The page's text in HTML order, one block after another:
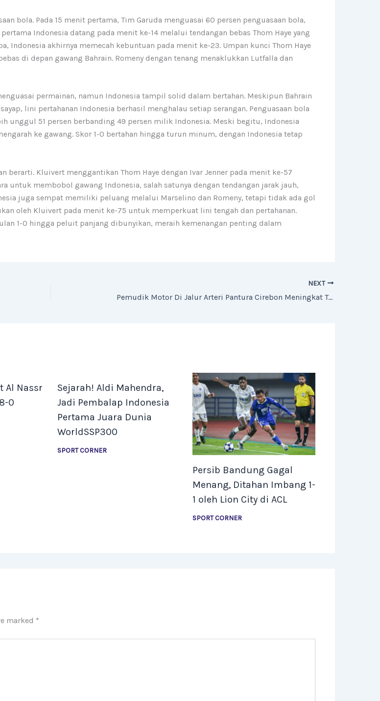
bola. Pada 15 menit pertama, Tim Garuda menguasai 60 persen penguasaan bola,
Indonesia datang pada menit ke-14 melalui tendangan bebas Thom Haye yang
Indonesia akhirnya memecah kebuntuan pada menit ke-23. Umpan kunci Thom Haye
di depan gawang Bahrain. Romeny dengan tenang menaklukkan Lutfalla dan
permainan, namun Indonesia tampil solid dalam bertahan. Meskipun Bahrain
lini pertahanan Indonesia berhasil menghalau setiap serangan. Penguasaan bola
unggul 51 persen berbanding 49 persen milik Indonesia. Meski begitu, Indonesia
ke gawang. Skor 1-0 bertahan hingga turun minum, dengan Indonesia tetap
berarti. Kluivert menggantikan Thom Haye dengan Ivar Jenner pada menit ke-57
untuk membobol gawang Indonesia, salah satunya dengan tendangan jarak jauh,
juga sempat memiliki peluang melalui Marselino dan Romeny, tetapi tidak ada gol
oleh Kluivert pada menit ke-75 untuk memperkuat lini tengah dan pertahanan.
1-0 hingga peluit panjang dibunyikan, meraih kemenangan penting dalam
NEXT
Pemudik Motor Di Jalur Arteri Pantura Cirebon Meningkat Terpantau Ramai Lancar Meski Beberapa Titik Tersendat
Al Nassr
0
Sejarah! Aldi Mahendra,
Jadi Pembalap Indonesia
Pertama Juara Dunia
WorldSSP300
SPORT CORNER
Persib Bandung Gagal
Menang, Ditahan Imbang 1-
1 oleh Lion City di ACL
SPORT CORNER
marked *